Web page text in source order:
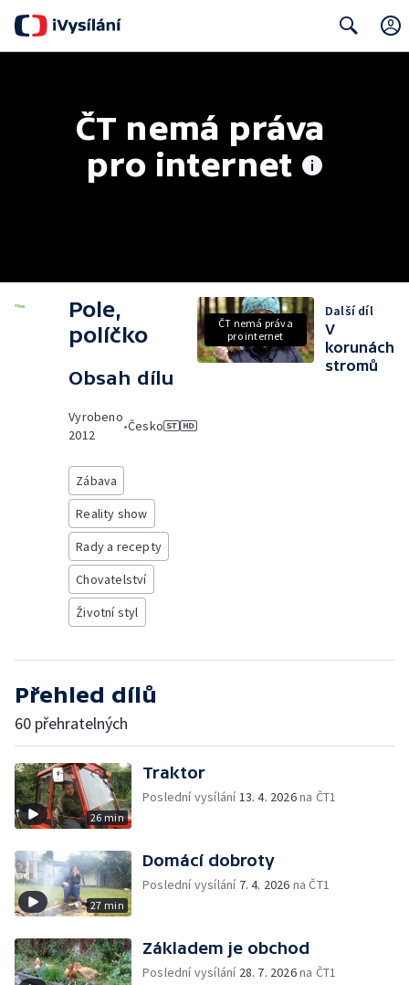
ČT nemá práva
pro internet
Pole,
políčko
Obsah dílu
Vyrobeno
2012
•Česko
Zábava
Reality show
Rady a recepty
Chovatelství
Životní styl
ČT nemá práva
pro internet
Další díl
V
korunách
stromů
Přehled dílů
60 přehratelných
26 min
Traktor
Poslední vysílání13. 4. 2026na ČT1
27 min
Domácí dobroty
Poslední vysílání 7. 4. 2026 na ČT1
Základem je obchod
Poslední vysílání 28. 7. 2026na ČT1